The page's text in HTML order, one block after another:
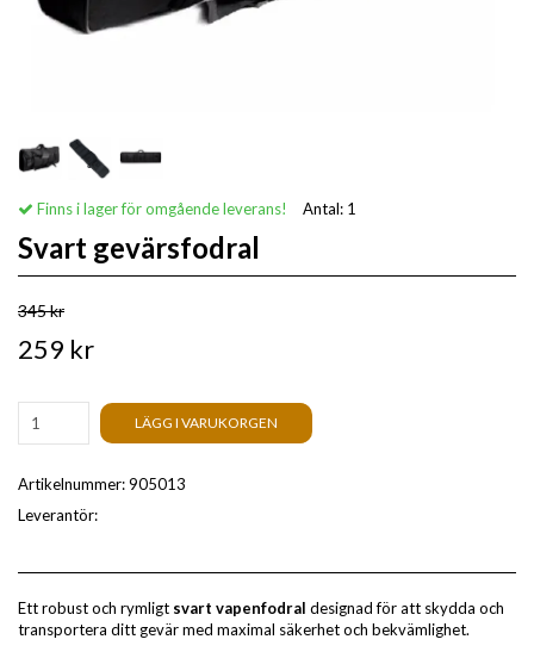
Finns i lager för omgående leverans! Antal: 1
Svart gevärsfodral
345 kr
259 kr
LÄGG I VARUKORGEN
Artikelnummer:905013
Leverantör:
Ett robust och rymligt svart vapenfodral designad för att skydda och
transportera ditt gevär med maximal säkerhet och bekvämlighet.